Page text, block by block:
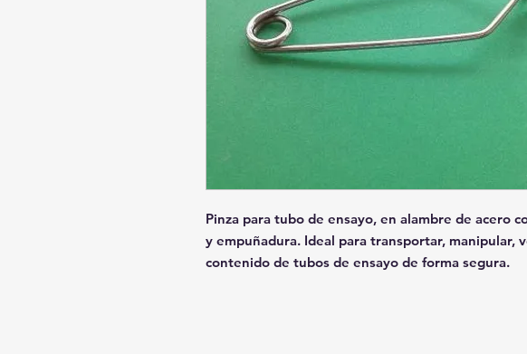
Pinza para tubo de ensayo, en alambre de acero
y empuñadura. Ideal para transportar, manipular,
contenido de tubos de ensayo de forma segura.